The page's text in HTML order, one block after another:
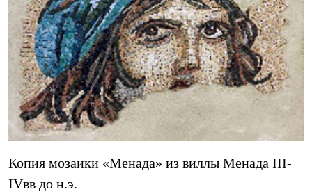
Копия мозаики «Менада» из виллы Менада III-
IVвв до н.э.